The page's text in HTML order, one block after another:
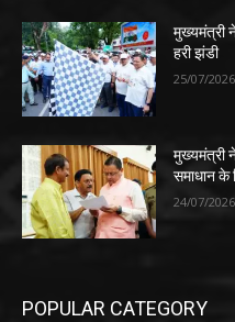
मुख्यमंत्री ने
हरी झंडी
25/07/2026
मुख्यमंत्री
समाधान के
24/07/2026
POPULAR CATEGORY